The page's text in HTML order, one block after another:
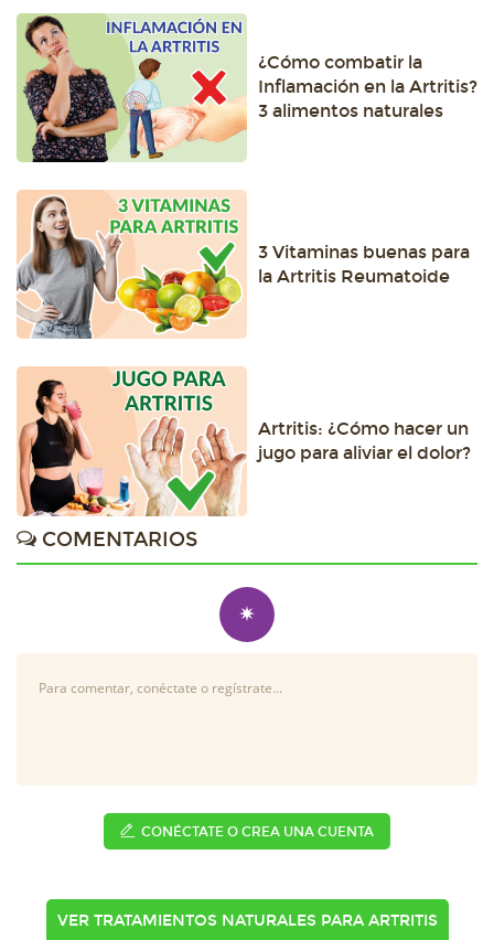
¿Cómo combatir la
Inflamación en la Artritis?
3 alimentos naturales
3 Vitaminas buenas para
la Artritis Reumatoide
Artritis: ¿Cómo hacer un
jugo para aliviar el dolor?
COMENTARIOS
✷
CONÉCTATE O CREA UNA CUENTA
VER TRATAMIENTOS NATURALES PARA ARTRITIS